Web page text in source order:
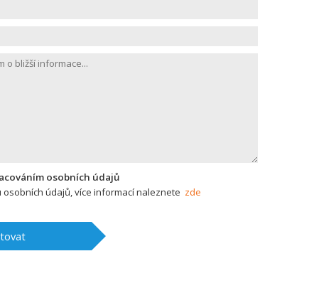
osobních údajů
osobních údajů, více informací naleznete zde